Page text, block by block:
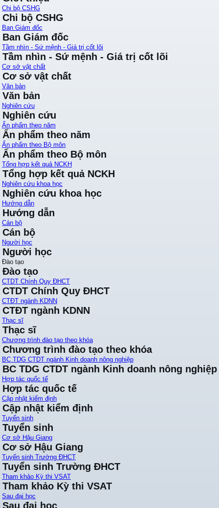
Chi bộ CSHG
Chi bộ CSHG
Ban Giám đốc
Ban Giám đốc
Tầm nhìn - Sứ mệnh - Giá trị cốt lõi
Tầm nhìn - Sứ mệnh - Giá trị cốt lõi
Cơ sở vật chất
Cơ sở vật chất
Văn bản
Văn bản
Nghiên cứu
Nghiên cứu
Ấn phẩm theo năm
Ấn phẩm theo năm
Ấn phẩm theo Bộ môn
Ấn phẩm theo Bộ môn
Tổng hợp kết quả NCKH
Tổng hợp kết quả NCKH
Nghiên cứu khoa học
Nghiên cứu khoa học
Hướng dẫn
Hướng dẫn
Cán bộ
Cán bộ
Người học
Người học
Đào tạo
Đào tạo
CTDT Chính Quy ĐHCT
CTDT Chính Quy ĐHCT
CTĐT ngành KDNN
CTĐT ngành KDNN
Thạc sĩ
Thạc sĩ
Chương trình đào tạo theo khóa
Chương trình đào tạo theo khóa
BC TDG CTDT ngành Kinh doanh nông nghiệp
BC TDG CTDT ngành Kinh doanh nông nghiệp
Hợp tác quốc tế
Hợp tác quốc tế
Cập nhật kiểm định
Cập nhật kiểm định
Tuyển sinh
Tuyển sinh
Cơ sở Hậu Giang
Cơ sở Hậu Giang
Tuyển sinh Trường ĐHCT
Tuyển sinh Trường ĐHCT
Tham khảo Kỳ thi VSAT
Tham khảo Kỳ thi VSAT
Sau đại học
Sau đại học